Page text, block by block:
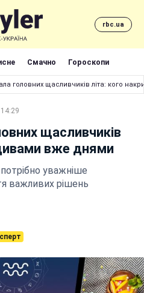
rbc.ua
Смачно Гороскопи
головних щасливчиків літа: кого
щасливчиків
вже днями
уважніше
важливих рішень